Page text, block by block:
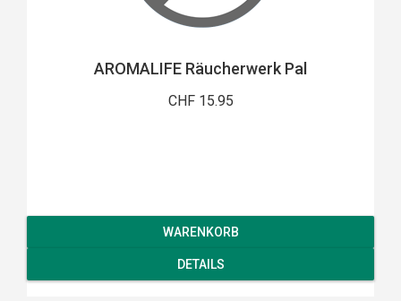
AROMALIFE Räucherwerk Pal
CHF 15.95
WARENKORB
DETAILS